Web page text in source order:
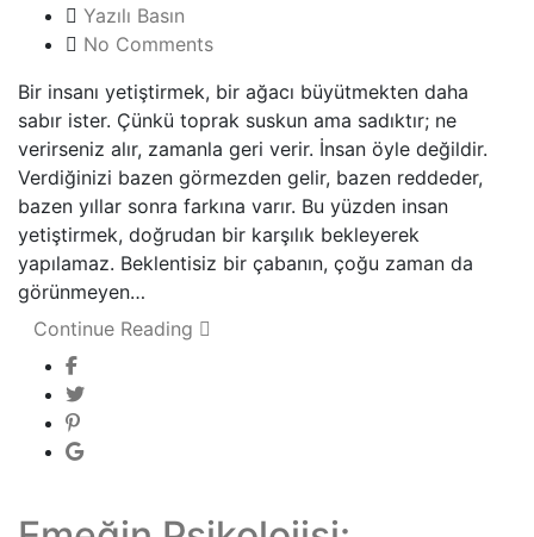
Yazılı Basın
No Comments
Bir insanı yetiştirmek, bir ağacı büyütmekten daha
sabır ister. Çünkü toprak suskun ama sadıktır; ne
verirseniz alır, zamanla geri verir. İnsan öyle değildir.
Verdiğinizi bazen görmezden gelir, bazen reddeder,
bazen yıllar sonra farkına varır. Bu yüzden insan
yetiştirmek, doğrudan bir karşılık bekleyerek
yapılamaz. Beklentisiz bir çabanın, çoğu zaman da
görünmeyen…
Continue Reading